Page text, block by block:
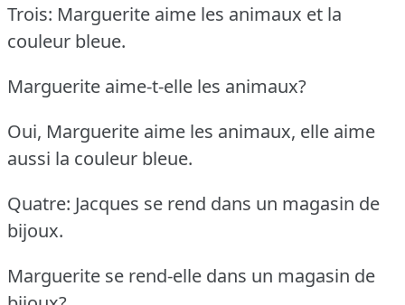
Trois: Marguerite aime les animaux et la
couleur bleue.
Marguerite aime-t-elle les animaux?
Oui, Marguerite aime les animaux, elle aime
aussi la couleur bleue.
Quatre: Jacques se rend dans un magasin de
bijoux.
Marguerite se rend-elle dans un magasin de